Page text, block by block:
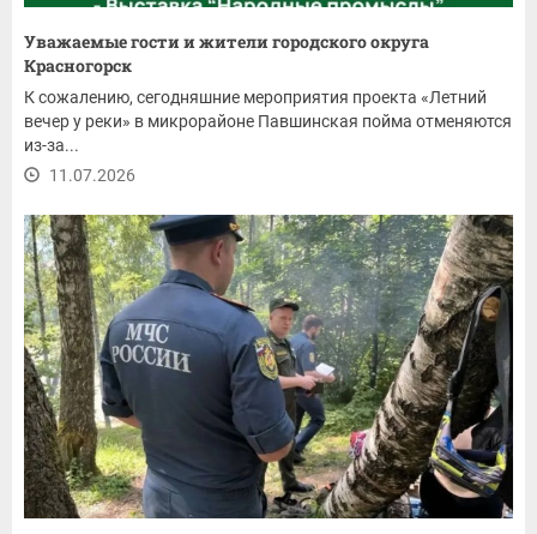
Уважаемые гости и жители городского округа
Красногорск
К сожалению, сегодняшние мероприятия проекта «Летний
вечер у реки» в микрорайоне Павшинская пойма отменяются
из-за...
11.07.2026